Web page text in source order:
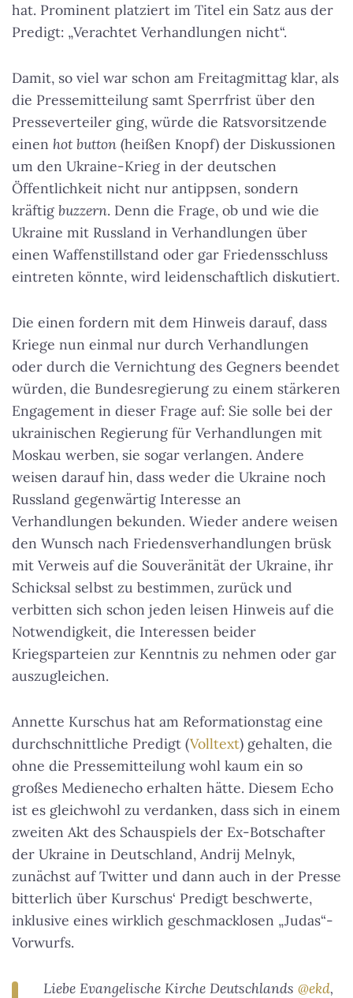
hat. Prominent platziert im Titel ein Satz aus der
Predigt: „Verachtet Verhandlungen nicht“.
Damit, so viel war schon am Freitagmittag klar, als
die Pressemitteilung samt Sperrfrist über den
Presseverteiler ging, würde die Ratsvorsitzende
einen hot button (heißen Knopf) der Diskussionen
um den Ukraine-Krieg in der deutschen
Öffentlichkeit nicht nur antippsen, sondern
kräftig buzzern. Denn die Frage, ob und wie die
Ukraine mit Russland in Verhandlungen über
einen Waffenstillstand oder gar Friedensschluss
eintreten könnte, wird leidenschaftlich diskutiert.
Die einen fordern mit dem Hinweis darauf, dass
Kriege nun einmal nur durch Verhandlungen
oder durch die Vernichtung des Gegners beendet
würden, die Bundesregierung zu einem stärkeren
Engagement in dieser Frage auf: Sie solle bei der
ukrainischen Regierung für Verhandlungen mit
Moskau werben, sie sogar verlangen. Andere
weisen darauf hin, dass weder die Ukraine noch
Russland gegenwärtig Interesse an
Verhandlungen bekunden. Wieder andere weisen
den Wunsch nach Friedensverhandlungen brüsk
mit Verweis auf die Souveränität der Ukraine, ihr
Schicksal selbst zu bestimmen, zurück und
verbitten sich schon jeden leisen Hinweis auf die
Notwendigkeit, die Interessen beider
Kriegsparteien zur Kenntnis zu nehmen oder gar
auszugleichen.
Annette Kurschus hat am Reformationstag eine
durchschnittliche Predigt (Volltext) gehalten, die
ohne die Pressemitteilung wohl kaum ein so
großes Medienecho erhalten hätte. Diesem Echo
ist es gleichwohl zu verdanken, dass sich in einem
zweiten Akt des Schauspiels der Ex-Botschafter
der Ukraine in Deutschland, Andrij Melnyk,
zunächst auf Twitter und dann auch in der Presse
bitterlich über Kurschus‘ Predigt beschwerte,
inklusive eines wirklich geschmacklosen „Judas“-
Vorwurfs.
Liebe Evangelische Kirche Deutschlands @ekd,